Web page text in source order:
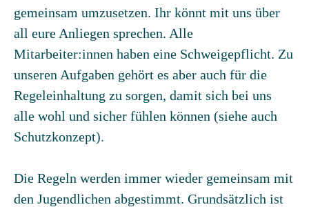
gemeinsam umzusetzen. Ihr könnt mit uns über
all eure Anliegen sprechen. Alle
Mitarbeiter:innen haben eine Schweigepflicht. Zu
unseren Aufgaben gehört es aber auch für die
Regeleinhaltung zu sorgen, damit sich bei uns
alle wohl und sicher fühlen können (siehe auch
Schutzkonzept).
Die Regeln werden immer wieder gemeinsam mit
den Jugendlichen abgestimmt. Grundsätzlich ist